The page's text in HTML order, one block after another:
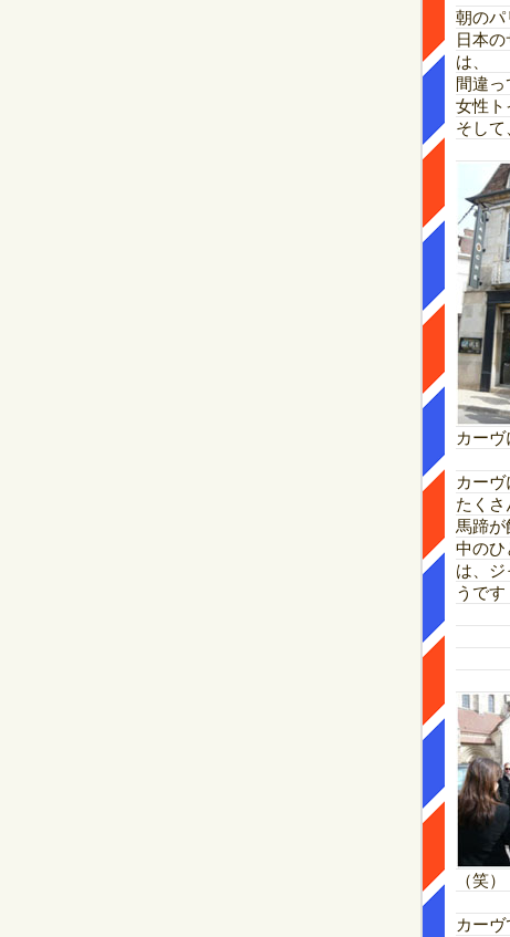
朝のパ
日本
は、
間違っ
女性ト
そして
カーヴ
カー
たくさ
馬蹄
中のひ
は、
うです
（笑）
カー